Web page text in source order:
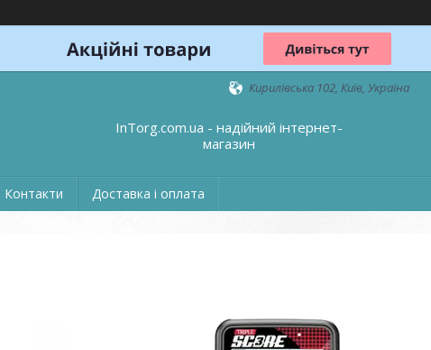
Кирилівська 102, Київ, Україна
InTorg.com.ua - надійний інтернет-
магазин
Контакти Доставка і оплата